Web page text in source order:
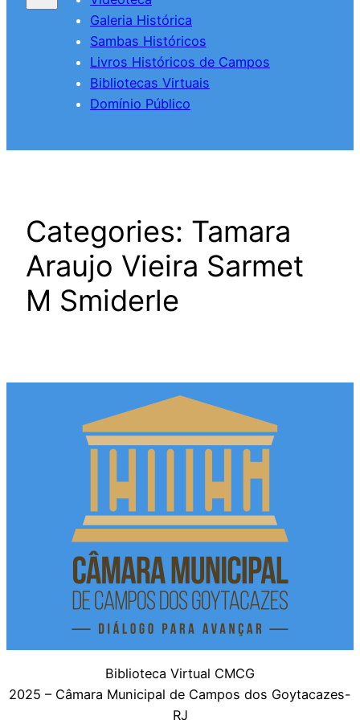
Galeria Histórica
Sambas Históricos
Livros Históricos de Campos
Bibliotecas Virtuais
Domínio Público
Categories: Tamara
Araujo Vieira Sarmet
M Smiderle
Biblioteca Virtual CMCG
2025 – Câmara Municipal de Campos dos Goytacazes-
RJ